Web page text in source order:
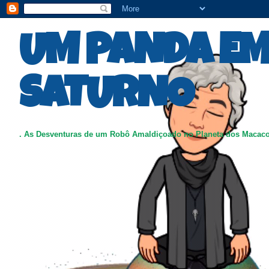
UM PANDA
SATURNO
. As Desventuras de um Robô Amaldiçoado no Planeta dos